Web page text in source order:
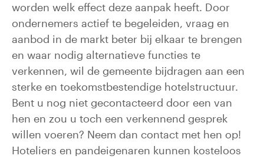
worden welk effect deze aanpak heeft. Door
ondernemers actief te begeleiden, vraag en
aanbod in de markt beter bij elkaar te brengen
en waar nodig alternatieve functies te
verkennen, wil de gemeente bijdragen aan een
sterke en toekomstbestendige hotelstructuur.
Bent u nog niet gecontacteerd door een van
hen en zou u toch een verkennend gesprek
willen voeren? Neem dan contact met hen op!
Hoteliers en pandeigenaren kunnen kosteloos